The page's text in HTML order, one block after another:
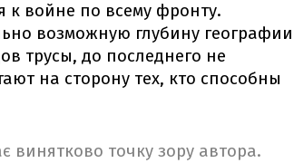
к войне по всему фронту.
возможную глубину географии
трусы, до последнего не
на сторону тех, кто способны
винятково точку зору автора.